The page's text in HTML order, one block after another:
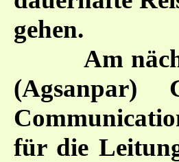
gehen.
Am
für die